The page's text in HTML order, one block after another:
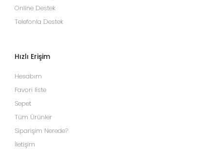
Online Destek
Telefonla Destek
Hızlı Erişim
Hesabım
Favori liste
Sepet
Tüm Ürünler
Siparişim Nerede?
İletişim